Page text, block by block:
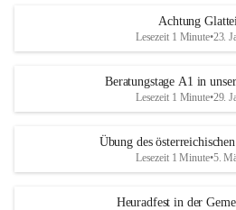
Achtung
Lesezeit 1 Minute•23.
Beratungstage A1 in
Lesezeit 1 Minute•29.
Übung des
Lesezeit 1 Minute•5.
Heuradfest in der